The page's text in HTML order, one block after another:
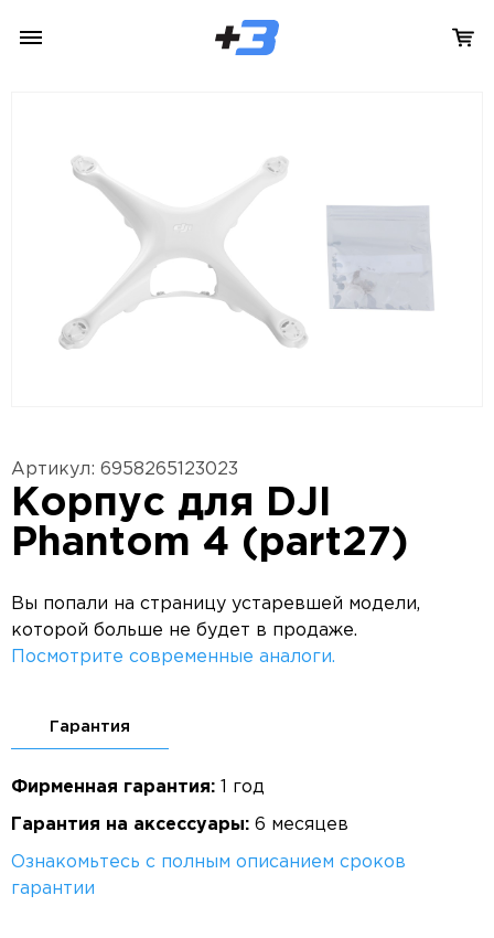
Артикул: 6958265123023
Корпус для DJI
Phantom 4 (part27)
Вы попали на страницу устаревшей модели,
которой больше не будет в продаже.
Посмотрите современные аналоги.
Гарантия
Фирменная гарантия: 1 год
Гарантия на аксессуары: 6 месяцев
Ознакомьтесь с полным описанием сроков
гарантии